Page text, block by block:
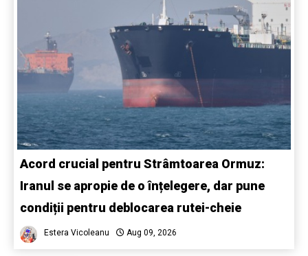
Acord crucial pentru Strâmtoarea Ormuz:
Iranul se apropie de o înțelegere, dar pune
condiții pentru deblocarea rutei-cheie
Estera Vicoleanu Aug 09, 2026